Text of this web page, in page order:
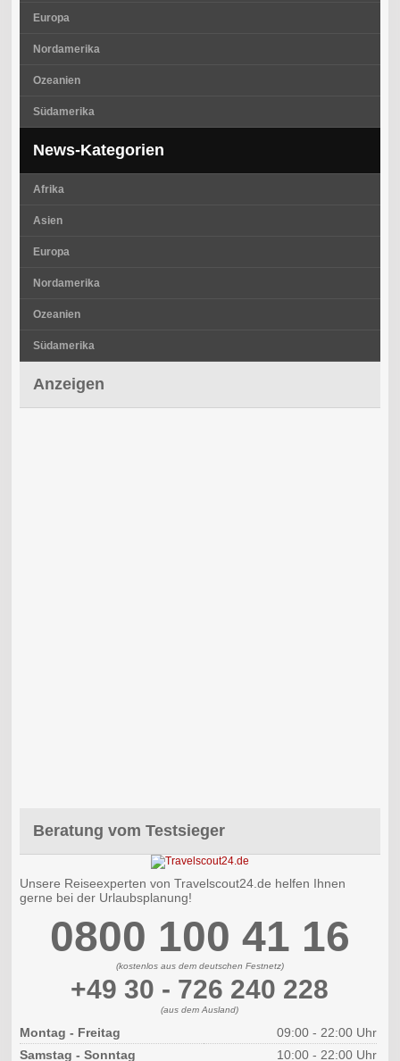
Europa
Nordamerika
Ozeanien
Südamerika
News-Kategorien
Afrika
Asien
Europa
Nordamerika
Ozeanien
Südamerika
Anzeigen
Beratung vom Testsieger
Unsere Reiseexperten von Travelscout24.de helfen Ihnen
gerne bei der Urlaubsplanung!
0800 100 41 16
(kostenlos aus dem deutschen Festnetz)
+49 30 - 726 240 228
(aus dem Ausland)
Montag - Freitag
09:00 - 22:00 Uhr
Samstag - Sonntag
10:00 - 22:00 Uhr